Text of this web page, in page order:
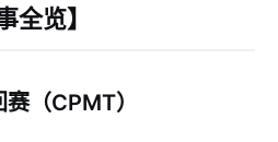
全览】
（CPMT）